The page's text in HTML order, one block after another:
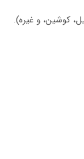
کوشین، و غیره).